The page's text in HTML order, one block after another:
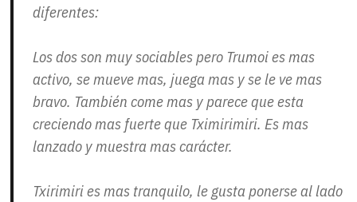
diferentes:
Los dos son muy sociables pero Trumoi es mas
activo, se mueve mas, juega mas y se le ve mas
bravo. También come mas y parece que esta
creciendo mas fuerte que Tximirimiri. Es mas
lanzado y muestra mas carácter.
Txirimiri es mas tranquilo, le gusta ponerse al lado